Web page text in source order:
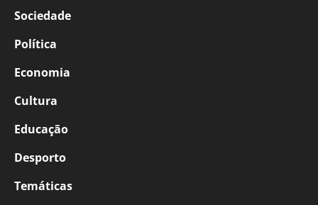
Sociedade
Política
Economia
Cultura
Educação
Desporto
Temáticas